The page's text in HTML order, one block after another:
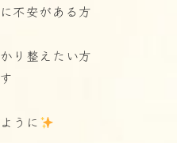
不安がある方
り整えたい方
うに